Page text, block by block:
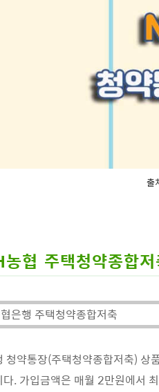
출
협 주택청약종합
은행 주택청약종합저축
청약통장(주택청약종합저축) 상
다. 가입금액은 매월 2만원에서